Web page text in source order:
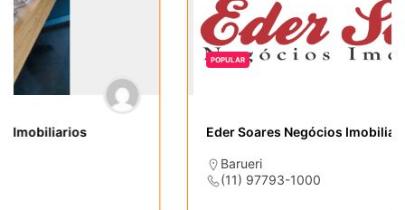
Eder Soares Negócios Imobiliarios